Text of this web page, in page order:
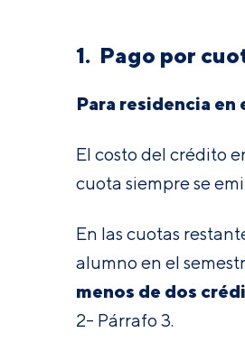
1. Pago por
Para residencia en
El costo del crédito
cuota siempre se
En las cuotas
alumno en el
menos de dos
2- Párrafo 3.